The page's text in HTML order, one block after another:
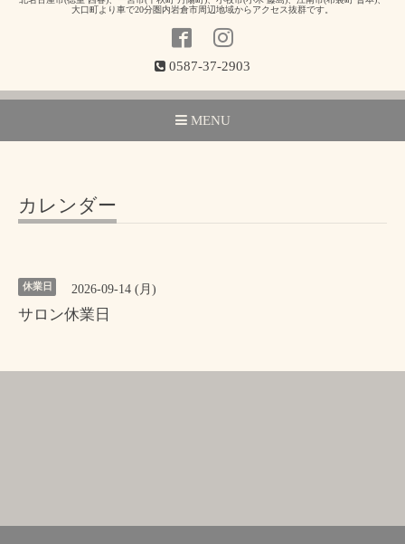
大口町より車で20分圏内岩倉市周辺地域からアクセス抜群です。
0587-37-2903
MENU
カレンダー
休業日 2026-09-14 (月)
サロン休業日